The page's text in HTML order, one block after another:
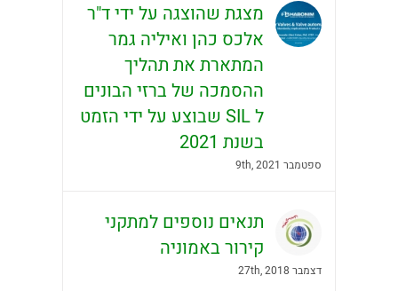
מצגת שהוצגה על ידי ד"ר
אלכס כהן ואיליה גמר
המתארת את תהליך
ההסמכה של ברזי הבונים
ל SIL שבוצע על ידי הזמט
בשנת 2021
ספטמבר 9th, 2021
תנאים נוספים למתקני
קירור באמוניה
דצמבר 27th, 2018